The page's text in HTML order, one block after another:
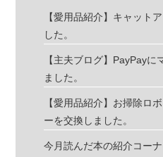
【愛用品紹介】キャット
した。
【主夫ブログ】PayPay
ました。
【愛用品紹介】お掃除ロ
ーを交換しました。
今月読んだ本の紹介コー